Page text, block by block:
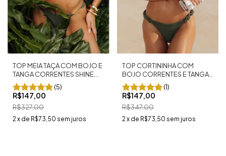
TOP MEIA TAÇA COM BOJO E
TANGA CORRENTES SHINE
VERDE
(5)
R$147,00
R$327,00
2x de R$73,50 sem juros
TOP CORTININHA COM
BOJO CORRENTES E TANGA
FRUFRU SHINE VERDE
(1)
R$147,00
R$347,00
2x de R$73,50 sem juros